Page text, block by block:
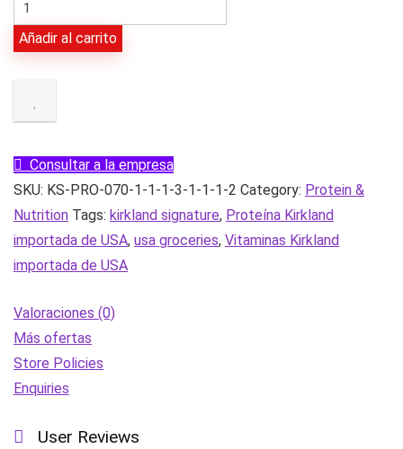
variado
de
avena
para
la
noche,
batido
de
proteínas,
galletas,
crema
y
mantequilla
Añadir al carrito
Consultar a la empresa
SKU: KS-PRO-070-1-1-1-3-1-1-1-2 Category: Protein &
Nutrition Tags: kirkland signature, Proteína Kirkland
importada de USA, usa groceries, Vitaminas Kirkland
importada de USA
Valoraciones (0)
Más ofertas
Store Policies
Enquiries
User Reviews